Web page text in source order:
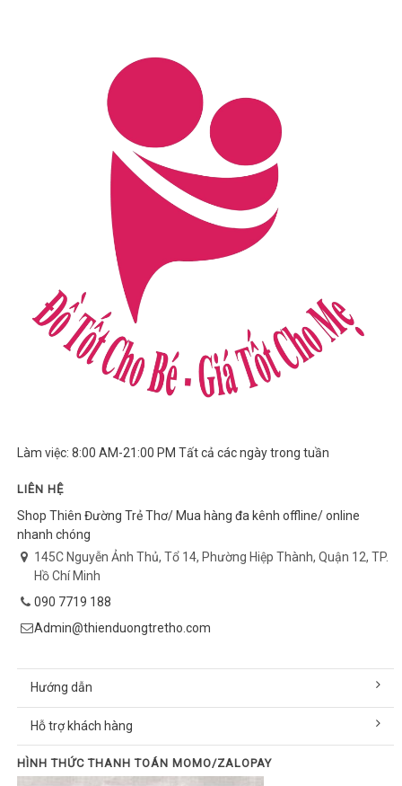
Làm việc: 8:00 AM-21:00 PM Tất cả các ngày trong tuần
LIÊN HỆ
Shop Thiên Đường Trẻ Thơ/ Mua hàng đa kênh offline/ online
nhanh chóng
145C Nguyễn Ảnh Thủ, Tổ 14, Phường Hiệp Thành, Quận 12, TP.
Hồ Chí Minh
090 7719 188
Admin@thienduongtretho.com
Hướng dẫn
Hỗ trợ khách hàng
HÌNH THỨC THANH TOÁN MOMO/ZALOPAY